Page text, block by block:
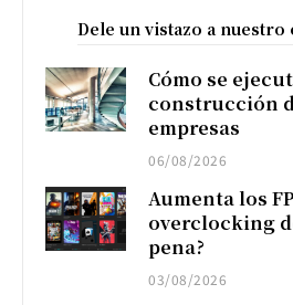
Dele un vistazo a
Cómo se
construcción
empresas
06/08/2026
Aumenta los
overclocking
pena?
03/08/2026